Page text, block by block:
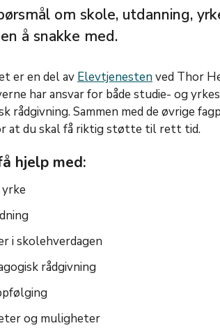
om skole, utdanning,
å snakke med.
er en del av Elevtjenestenved Thor
har ansvar for både studie- og
rådgivning. Sammen med de øvrige
at du skal få riktig støtte til rett tid.
hjelp med:
i skolehverdagen
rådgivning
og muligheter